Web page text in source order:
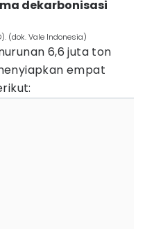
dekarbonisasi
(dok. Vale Indonesia)
6,6 juta ton
empat